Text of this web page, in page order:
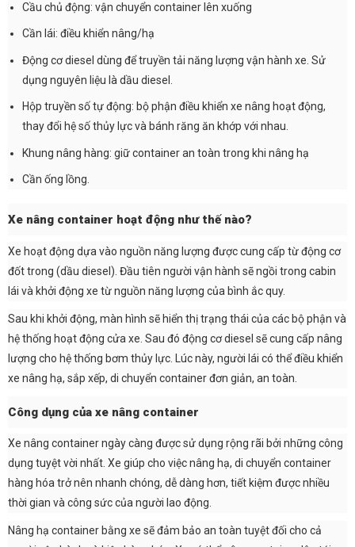
Cầu chủ động: vận chuyển container lên xuống
Cần lái: điều khiển nâng/hạ
Động cơ diesel dùng để truyền tải năng lượng vận hành xe. Sử
dụng nguyên liệu là dầu diesel.
Hộp truyền số tự động: bộ phận điều khiển xe nâng hoạt động,
thay đổi hệ số thủy lực và bánh răng ăn khớp với nhau.
Khung nâng hàng: giữ container an toàn trong khi nâng hạ
Cần ống lồng.
Xe nâng container hoạt động như thế nào?
Xe hoạt động dựa vào nguồn năng lượng được cung cấp từ động cơ
đốt trong (dầu diesel). Đầu tiên người vận hành sẽ ngồi trong cabin
lái và khởi động xe từ nguồn năng lượng của bình ắc quy.
Sau khi khởi động, màn hình sẽ hiển thị trạng thái của các bộ phận và
hệ thống hoạt động cửa xe. Sau đó động cơ diesel sẽ cung cấp nâng
lượng cho hệ thống bơm thủy lực. Lúc này, người lái có thể điều khiển
xe nâng hạ, sắp xếp, di chuyển container đơn giản, an toàn.
Công dụng của xe nâng container
Xe nâng container ngày càng được sử dụng rộng rãi bởi những công
dụng tuyệt vời nhất. Xe giúp cho việc nâng hạ, di chuyển container
hàng hóa trở nên nhanh chóng, dễ dàng hơn, tiết kiệm được nhiều
thời gian và công sức của người lao động.
Nâng hạ container bằng xe sẽ đảm bảo an toàn tuyệt đối cho cả